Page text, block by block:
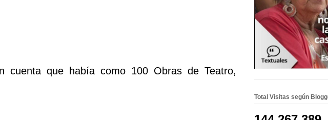
cuenta que había como 100 Obras de Teatro,
Total Visitas según